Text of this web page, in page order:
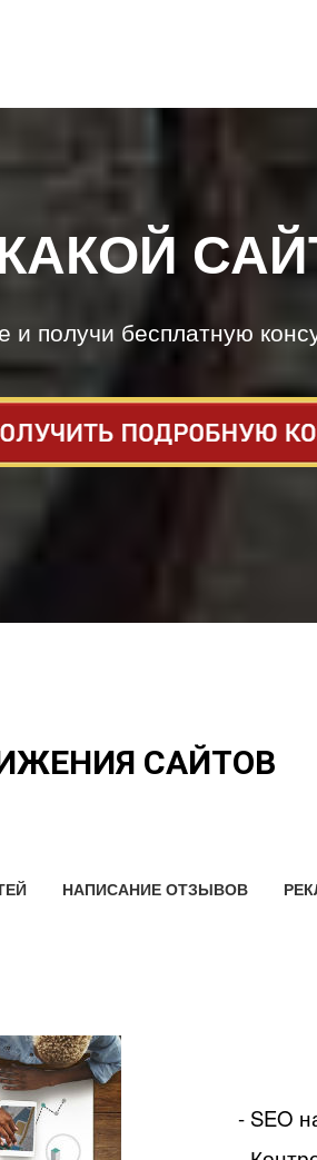
и получи бесплатную
САЙТОВ
НАПИСАНИЕ ОТЗЫВОВ
- SEO